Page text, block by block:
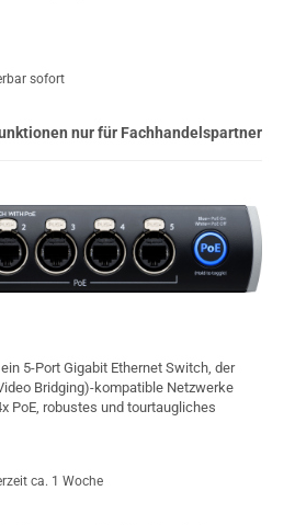
sofort
nur für Fachhandelspartner
5-Port Gigabit Ethernet Switch, der
Bridging)-kompatible Netzwerke
PoE, robustes und tourtaugliches
ca. 1 Woche